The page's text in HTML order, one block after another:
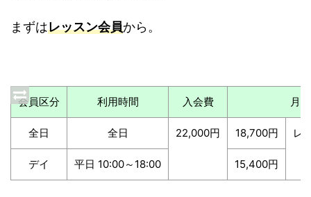
まずはレッスン会員から。
会員区分 利用時間 入会費 月
全日 全日 22,000円 18,700円 レ
デイ 平日 10:00～18:00 15,400円